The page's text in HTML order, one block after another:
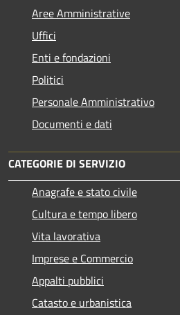
Aree Amministrative
Uffici
Enti e fondazioni
Politici
Personale Amministrativo
Documenti e dati
CATEGORIE DI SERVIZIO
Anagrafe e stato civile
Cultura e tempo libero
Vita lavorativa
Imprese e Commercio
Appalti pubblici
Catasto e urbanistica